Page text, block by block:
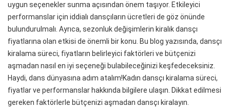
uygun seçenekler sunma açısından önem taşıyor. Etkileyici
performanslar için iddialı dansçıların ücretleri de göz önünde
bulundurulmalı. Ayrıca, sezonluk değişimlerin kiralık dansçı
fiyatlarına olan etkisi de önemli bir konu. Bu blog yazısında, dansçı
kiralama süreci, fiyatların belirleyici faktörleri ve bütçenizi
aşmadan nasıl en iyi seçeneği bulabileceğinizi keşfedeceksiniz.
Haydi, dans dünyasına adım atalım!Kadın dansçı kiralama süreci,
fiyatlar ve performanslar hakkında bilgilere ulaşın. Dikkat edilmesi
gereken faktörlerle bütçenizi aşmadan dansçı kiralayın.